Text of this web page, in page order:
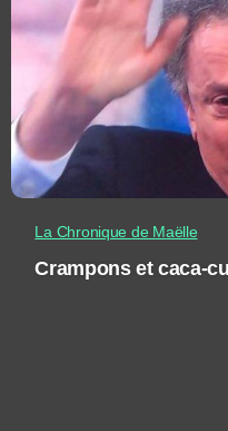
La Chronique de Maëlle
Crampons et caca-